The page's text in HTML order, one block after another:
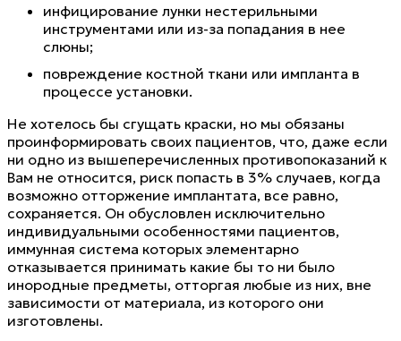
инфицирование лунки нестерильными
инструментами или из-за попадания в нее
слюны;
повреждение костной ткани или импланта в
процессе установки.
Не хотелось бы сгущать краски, но мы обязаны
проинформировать своих пациентов, что, даже если
ни одно из вышеперечисленных противопоказаний к
Вам не относится, риск попасть в 3% случаев, когда
возможно отторжение имплантата, все равно,
сохраняется. Он обусловлен исключительно
индивидуальными особенностями пациентов,
иммунная система которых элементарно
отказывается принимать какие бы то ни было
инородные предметы, отторгая любые из них, вне
зависимости от материала, из которого они
изготовлены.